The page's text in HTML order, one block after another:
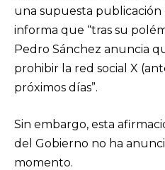
una supuesta publicación
informa que “tras su
Pedro Sánchez anuncia
prohibir la red social X
próximos días”.
Sin embargo, esta
del Gobierno no ha
momento.